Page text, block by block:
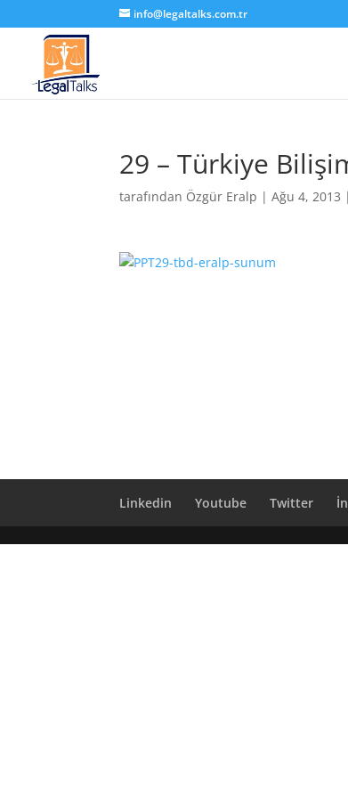
info@legaltalks.com.tr
29 – Türkiye
tarafından Özgür Eralp |Ağu 4, 2013
29-tbd-eralp-sunum
Linkedin Youtube Twitter